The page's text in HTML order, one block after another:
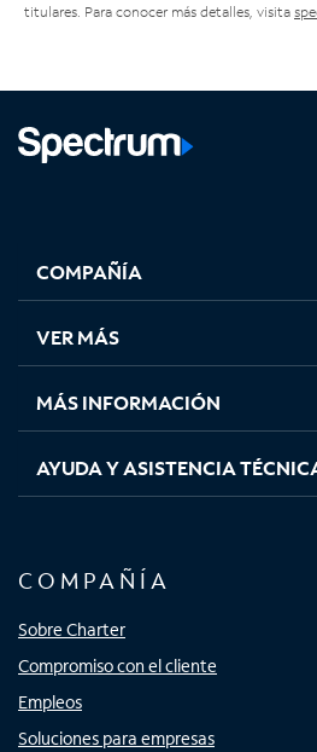
titulares. Para conocer más detalles, visita
abre
en
pestaña
nueva
abre
en
pestaña
nueva
abre
en
pestaña
nueva
en
nueva
COMPAÑÍA
VER MÁS
MÁS INFORMACIÓN
AYUDA Y ASISTENCIA
COMPAÑÍA
Sobre Charter
Compromiso con el cliente
Empleos
Soluciones para empresas